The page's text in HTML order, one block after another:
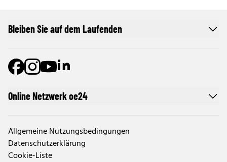
Online Netzwerk oe24
Allgemeine Nutzungsbedingungen
Datenschutzerklärung
Cookie-Liste
Bleiben Sie auf dem Laufenden